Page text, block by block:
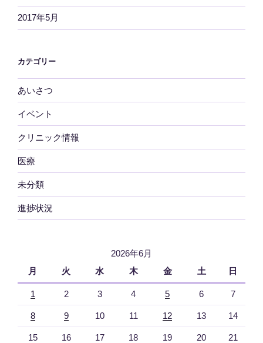
2017年5月
カテゴリー
あいさつ
イベント
クリニック情報
医療
未分類
進捗状況
2026年6月
月
火 水 木 金 土 日
1 2 3 4 5 6 7
8 9 10 11 12 13 14
15 16 17 18 19 20 21